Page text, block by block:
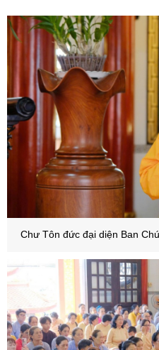
Chư Tôn đức đại diện Ban